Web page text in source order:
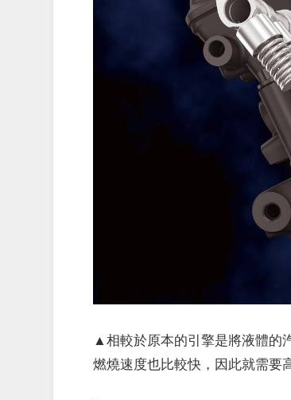
▲相較於原本的引擎是將液體的
燃燒速度也比較快，因此就需要